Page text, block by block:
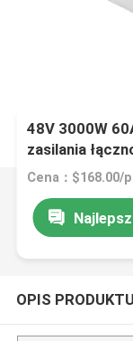
48V 3000W
zasilania
OPIS PRODUKTU